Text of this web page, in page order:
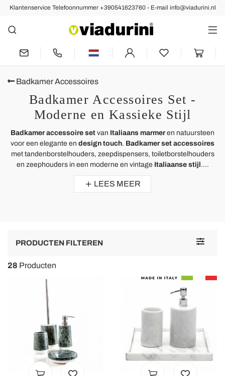
Klantenservice Telefoonnummer +390541623760 - E-mail info@viadurini.nl
Badkamer Accessoires
Badkamer Accessoires Set -
Moderne en Kassieke Stijl
Badkamer accessoire set van Italiaans marmeren natuursteen
voor een elegante en design touch. Badkamer set accessoires
met tandenborstelhouders, zeepdispensers, toiletborstelhouders
en zeephouders in een moderne en vintage Italiaanse stijl....
LEES MEER
Toggle
PRODUCTEN FILTEREN
28 Producten